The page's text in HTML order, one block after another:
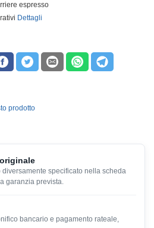
espresso
Dettagli
prodotto
diversamente specificato nella scheda
garanzia prevista.
bancario e pagamento rateale,